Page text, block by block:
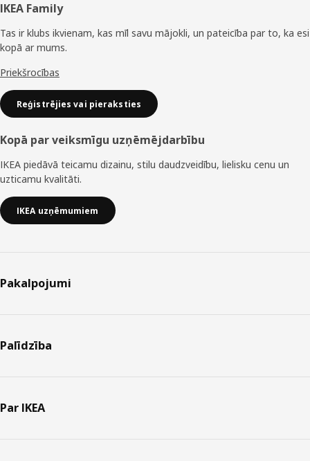
Kājene
IKEA Family
Tas ir klubs ikvienam, kas mīl savu mājokli, un pateicība par to, ka esi
kopā ar mums.
Priekšrocības
Reģistrējies vai pieraksties
Kopā par veiksmīgu uzņēmējdarbību
IKEA piedāvā teicamu dizainu, stilu daudzveidību, lielisku cenu un
uzticamu kvalitāti.
IKEA uzņēmumiem
Pakalpojumi
Palīdzība
Par IKEA